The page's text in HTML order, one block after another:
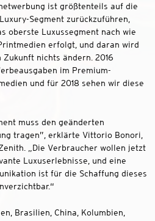
ist größtenteils auf die
Segment zurückzuführen,
oberste Luxussegment nach wie
erfolgt, und daran wird
nichts ändern. 2016
im Premium-
und für 2018 sehen wir diese
muss den geänderten
tragen”, erklärte Vittorio Bonori,
„Die Verbraucher wollen jetzt
Luxuserlebnisse, und eine
ist für die Schaffung dieses
Brasilien, China, Kolumbien,